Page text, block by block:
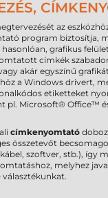
az
program biztosítja,
grafikus
címkék
akár egyszínű
a Windows drivert,
etiketteket
pl. Microsoft® Office™
címkenyomtató
összetevőt
szoftver, stb.), így
melyhez
választékunkat.